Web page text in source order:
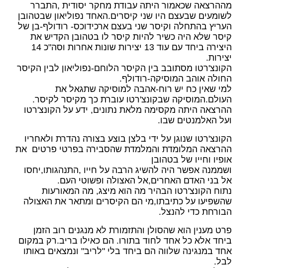
מההרצאה שכאמור היתה עבודת מחקר יסודית ,התברר
לשומעים שבעצם היו שני קיסרים.האחד נפוליאון שבטהובן
העריץ בהתחלה וקיסר שני בעצם ארכידוכס- רודולף-בן של
קיסר שלא היה כשיר להיות קיסר לו בטהובן הקדיש את
היצירה ביחד עם עוד 13 יצירות שונות אחרות וסה"כ 14
יצירות.
הקונצ'רטו מסתובב בין הקיסר הלוחם-נפוליאון לבין הקיסר
החולה אוהב המוסיקה-רודולף.
למי שאין כח יש רוח-אהבה למוסיקה שתגאל את
העולם.המוסיקה שבקונצ'רטו עוברת כך מקיסר לקיסר.
ההרצאה היתה מקסימה מלאת נתונים, ידע על הקונצ'רטו
ועל האלמנטים שבו.
הקונצ'רטו שנוגן על ידי בלצן בוצע בצורה נהדרת ולאחריו
ההרצאה המלומדת והמלמדת שהסבירה בפרטי פרטים את
אופיו וחייו של בטהובן
ושממנה אפשר היה להשיג הרבה על חייו ,התנהגותו,יחסו
אל בני האדם האחרים,אל האצולה ופשוטי העם.
נתוח הקונצ'רטו הבהיר מה הוא מיצג, מה המאורעות
שהשפיעו על כתיבתו,מי הם הקיסרים ומתאר את האצולה
הבורחת כדי להנצל.
פרט מענין הוא שהסולן והתזמורת לא מנגנים רוב הזמן
ביחד אלא כל אחד לחוד בתורו. הם כאילו בריב.רק במקום
אחד במנגינה שלווה הם ביחד בלי "לריב" ונמצאים באותו
לבל.